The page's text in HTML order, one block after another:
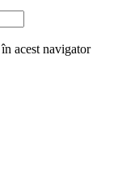
acest navigator